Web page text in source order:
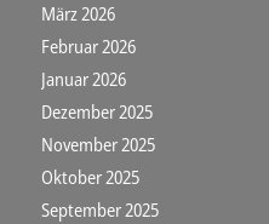
März 2026
Februar 2026
Januar 2026
Dezember 2025
November 2025
Oktober 2025
September 2025